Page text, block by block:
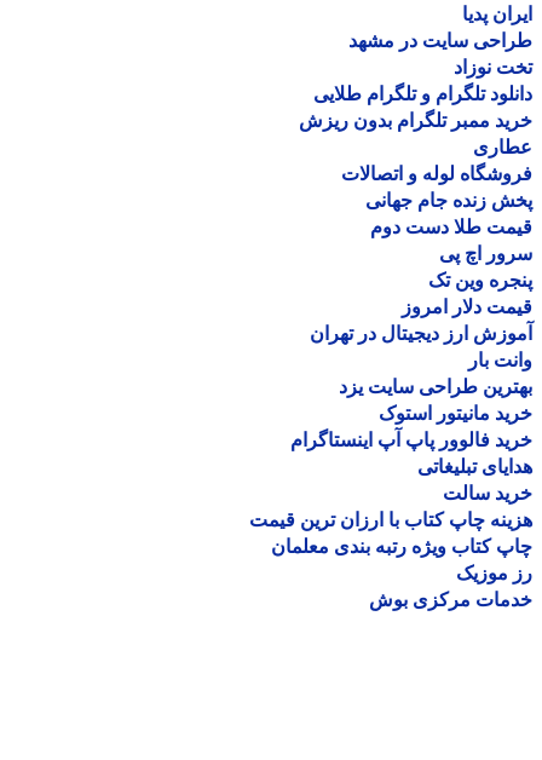
پدیا
سایت در مشهد
نوزاد
تلگرام و تلگرام طلایی
ممبر تلگرام بدون ریزش
لوله و اتصالات
زنده جام جهانی
طلا دست دوم
اچ پی
وین تک
دلار امروز
ارز دیجیتال در تهران
بار
طراحی سایت یزد
مانیتور استوک
فالوور پاپ آپ اینستاگرام
تبلیغاتی
سالت
چاپ کتاب با ارزان ترین قیمت
کتاب ویژه رتبه بندی معلمان
موزیک
مرکزی بوش